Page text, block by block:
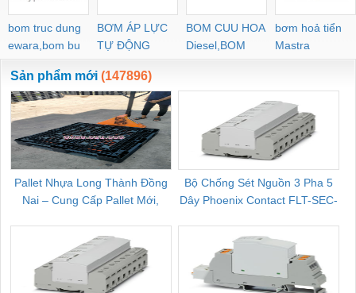
bom truc dung
ewara,bom bu
ewara
BƠM ÁP LỰC
TỰ ĐỘNG
BOM CUU HOA
Diesel,BOM
CHUA CHAY
bơm hoả tiển
Mastra
Sản phẩm mới (147896)
Pallet Nhựa Long Thành Đồng
Nai – Cung Cấp Pallet Mới,
Bộ Chống Sét Nguồn 3 Pha 5
Dây Phoenix Contact FLT-SEC-